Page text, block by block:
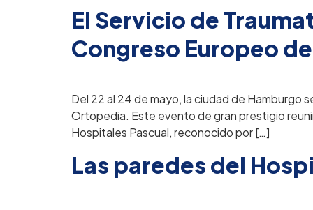
El Servicio de
Congreso Europeo
Del 22 al 24 de mayo, la ciudad de Hamburgo
Ortopedia. Este evento de gran prestigio
Hospitales Pascual, reconocido por […]
Las paredes del